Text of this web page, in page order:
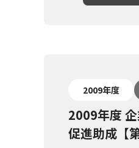
2009年度
2009年度
促進助成【